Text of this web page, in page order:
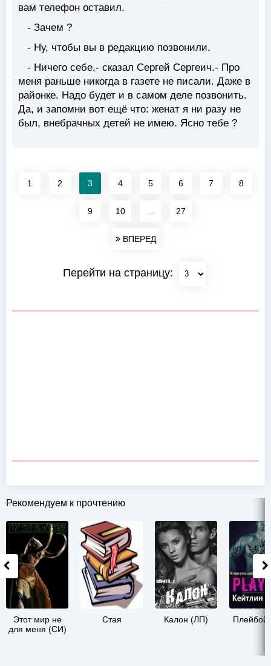
вам телефон оставил.
- Зачем ?
- Ну, чтобы вы в редакцию позвонили.
- Ничего себе,- сказал Сергей Сергеич.- Про
меня раньше никогда в газете не писали. Даже в
районке. Надо будет и в самом деле позвонить.
Да, и запомни вот ещё что: женат я ни разу не
был, внебрачных детей не имею. Ясно тебе ?
1 2 3 4 5 6 7 8
9 10 27
ВПЕРЕД
Перейти на страницу:
Рекомендуем к прочтению
Этот мир не
для меня (СИ)
Стая Калон (ЛП) Плейбой